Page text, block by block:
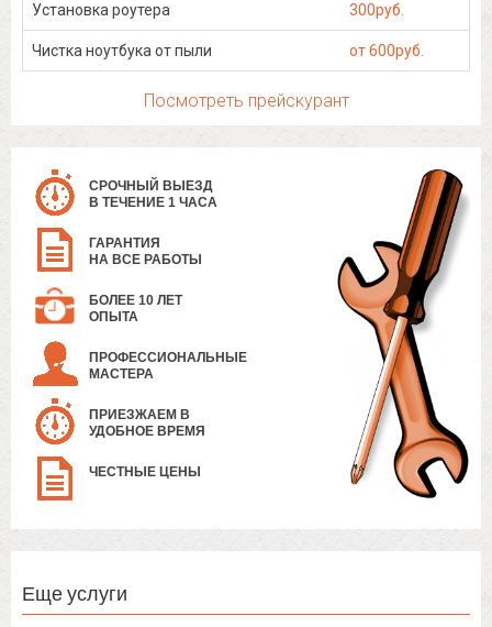
Установка роутера 300руб.
Чистка ноутбука от пыли от 600руб.
Посмотреть прейскурант
СРОЧНЫЙ ВЫЕЗД
В ТЕЧЕНИЕ 1 ЧАСА
ГАРАНТИЯ
НА ВСЕ РАБОТЫ
БОЛЕЕ 10 ЛЕТ
ОПЫТА
ПРОФЕССИОНАЛЬНЫЕ
МАСТЕРА
ПРИЕЗЖАЕМ В
УДОБНОЕ ВРЕМЯ
ЧЕСТНЫЕ ЦЕНЫ
Еще услуги